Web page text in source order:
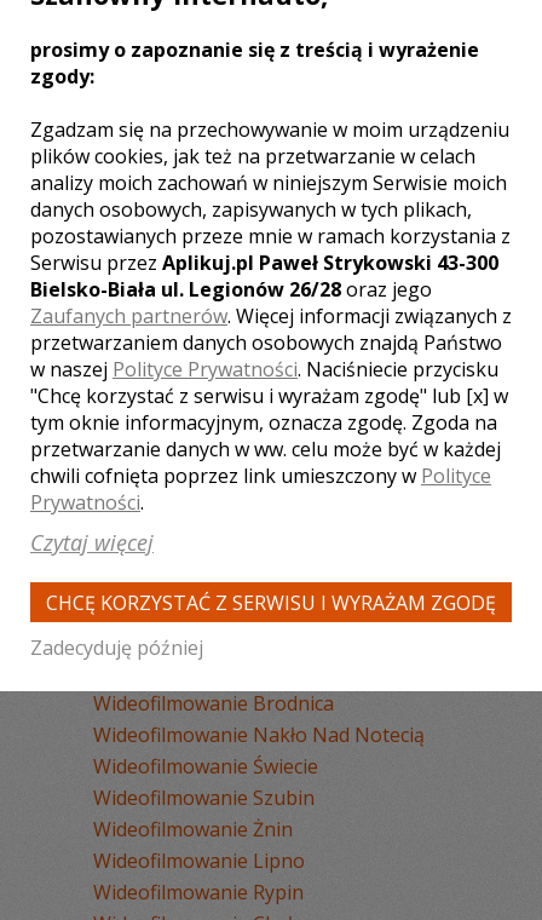
zgodna z Twoimi oczekiwaniami.
Unikatowy projekt realizacyjny oraz
wykonanie.
Zobacz więcej
Liczba pozycji:1
WOJEWÓDZTWO KUJAWSKO-
POMORSKIE – ZOBACZ LISTĘ
KAMERZYSTÓW Z INNYCH MIAST:
Wideofilmowanie Bydgoszcz
Wideofilmowanie Toruń
Wideofilmowanie Włocławek
Wideofilmowanie Grudziądz
Wideofilmowanie Brodnica
Wideofilmowanie Nakło Nad Notecią
Wideofilmowanie Świecie
Wideofilmowanie Szubin
Wideofilmowanie Żnin
Wideofilmowanie Lipno
Wideofilmowanie Rypin
prosimy o zapoznanie się z treścią i wyrażenie
zgody:
Zgadzam się na przechowywanie w moim urządzeniu
plików cookies, jak też na przetwarzanie w celach
analizy moich zachowań w niniejszym Serwisie moich
danych osobowych, zapisywanych w tych plikach,
pozostawianych przeze mnie w ramach korzystania z
Serwisu przez Aplikuj.pl Paweł Strykowski 43-300
Bielsko-Biała ul. Legionów 26/28oraz jego
Zaufanych partnerów. Więcej informacji związanych z
przetwarzaniem danych osobowych znajdą Państwo
w naszej Polityce Prywatności. Naciśniecie przycisku
"Chcę korzystać z serwisu i wyrażam zgodę" lub [x] w
tym oknie informacyjnym, oznacza zgodę. Zgoda na
przetwarzanie danych w ww. celu może być w każdej
chwili cofnięta poprzez link umieszczony w Polityce
Prywatności.
Czytaj więcej
CHCĘ KORZYSTAĆ Z SERWISU I WYRAŻAM ZGODĘ
Zadecyduję później